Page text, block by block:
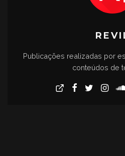
Publicações realizadas por
conteúdos de